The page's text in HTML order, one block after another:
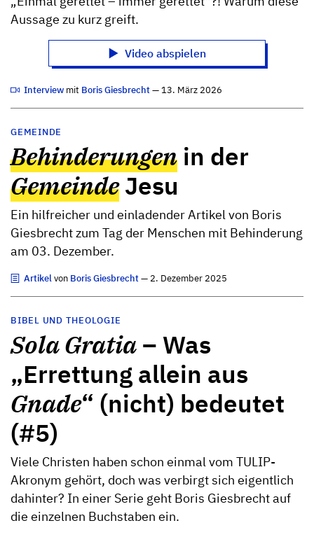
Aussage zu kurz greift.
Video abspielen
Interviewmit Boris Giesbrecht— 13. März 2026
GEMEINDE
Behinderungen in der
GemeindeJesu
Ein hilfreicher und einladender Artikel von Boris
Giesbrecht zum Tag der Menschen mit Behinderung
am 03. Dezember.
Artikelvon Boris Giesbrecht— 2. Dezember 2025
BIBEL UND THEOLOGIE
Sola Gratia– Was
„Errettung allein aus
Gnade“ (nicht) bedeutet
(#5)
Viele Christen haben schon einmal vom TULIP-
Akronym gehört, doch was verbirgt sich eigentlich
dahinter? In einer Serie geht Boris Giesbrecht auf
die einzelnen Buchstaben ein.